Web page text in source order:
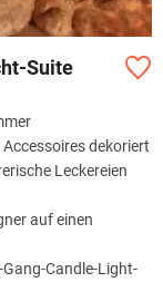
Suite
dekoriert
Leckereien
auf einen
Candle-Light-